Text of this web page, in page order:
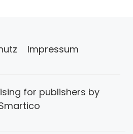
Impressum
for publishers by